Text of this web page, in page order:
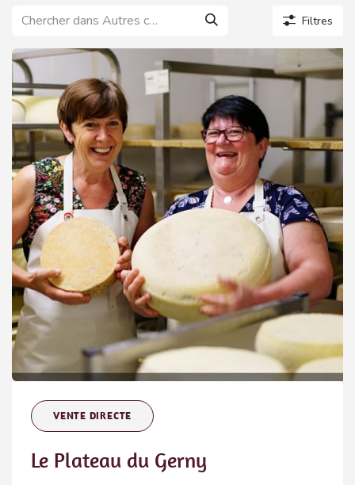
Filtres
VENTE DIRECTE
Le Plateau du Gerny